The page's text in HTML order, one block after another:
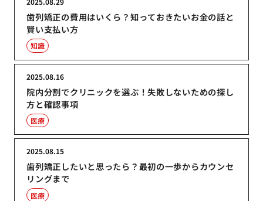
歯列矯正の費用はいくら？知っておきたいお金の話と
賢い支払い方
知識
院内分割でクリニックを選ぶ！失敗しないための探し
方と確認事項
2025.08.16
医療
歯列矯正したいと思ったら？最初の一歩からカウンセ
リングまで
2025.08.15
医療